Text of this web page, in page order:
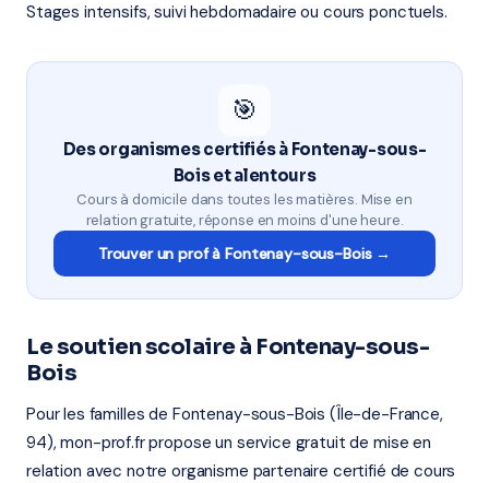
Stages intensifs, suivi hebdomadaire ou cours ponctuels.
🎯
Des organismes certifiés à Fontenay-sous-
Bois et alentours
Cours à domicile dans toutes les matières. Mise en
relation gratuite, réponse en moins d'une heure.
Trouver un prof à Fontenay-sous-Bois →
Le soutien scolaire à Fontenay-sous-
Bois
Pour les familles de Fontenay-sous-Bois (Île-de-France,
94), mon-prof.fr propose un service gratuit de mise en
relation avec notre organisme partenaire certifié de cours